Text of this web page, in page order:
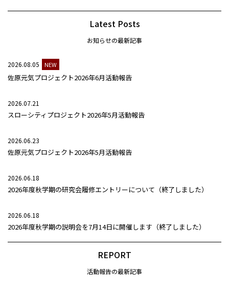
Latest Posts
お知らせの最新記事
2026.08.05 NEW
佐原元気プロジェクト2026年6月活動報告
2026.07.21
スローシティプロジェクト2026年5月活動報告
2026.06.23
佐原元気プロジェクト2026年5月活動報告
2026.06.18
2026年度秋学期の研究会履修エントリーについて（終了しました）
2026.06.18
2026年度秋学期の説明会を7月14日に開催します（終了しました）
REPORT
活動報告の最新記事